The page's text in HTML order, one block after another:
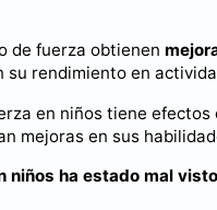
de fuerza obtienen
su rendimiento en
en niños tiene
mejoras en sus
niños ha estado mal